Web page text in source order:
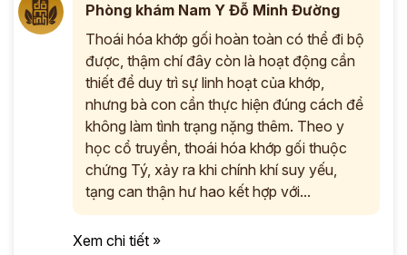
Phòng khám Nam Y Đỗ Minh Đường
Thoái hóa khớp gối hoàn toàn có thể đi bộ
được, thậm chí đây còn là hoạt động cần
thiết để duy trì sự linh hoạt của khớp,
nhưng bà con cần thực hiện đúng cách để
không làm tình trạng nặng thêm. Theo y
học cổ truyền, thoái hóa khớp gối thuộc
chứng Tý, xảy ra khi chính khí suy yếu,
tạng can thận hư hao kết hợp với...
Xem chi tiết »